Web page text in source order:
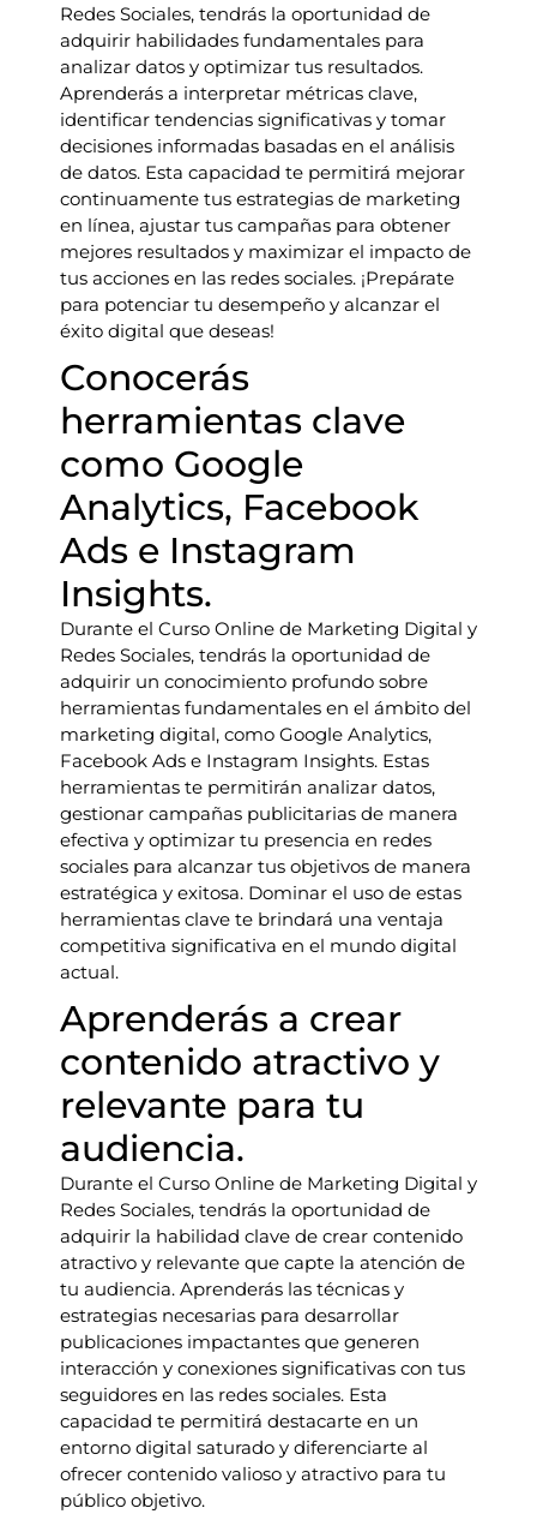
Redes Sociales, tendrás la oportunidad de
adquirir habilidades fundamentales para
analizar datos y optimizar tus resultados.
Aprenderás a interpretar métricas clave,
identificar tendencias significativas y tomar
decisiones informadas basadas en el análisis
de datos. Esta capacidad te permitirá mejorar
continuamente tus estrategias de marketing
en línea, ajustar tus campañas para obtener
mejores resultados y maximizar el impacto de
tus acciones en las redes sociales. ¡Prepárate
para potenciar tu desempeño y alcanzar el
éxito digital que deseas!
Conocerás
herramientas clave
como Google
Analytics, Facebook
Ads e Instagram
Insights.
Durante el Curso Online de Marketing Digital y
Redes Sociales, tendrás la oportunidad de
adquirir un conocimiento profundo sobre
herramientas fundamentales en el ámbito del
marketing digital, como Google Analytics,
Facebook Ads e Instagram Insights. Estas
herramientas te permitirán analizar datos,
gestionar campañas publicitarias de manera
efectiva y optimizar tu presencia en redes
sociales para alcanzar tus objetivos de manera
estratégica y exitosa. Dominar el uso de estas
herramientas clave te brindará una ventaja
competitiva significativa en el mundo digital
actual.
Aprenderás a crear
contenido atractivo y
relevante para tu
audiencia.
Durante el Curso Online de Marketing Digital y
Redes Sociales, tendrás la oportunidad de
adquirir la habilidad clave de crear contenido
atractivo y relevante que capte la atención de
tu audiencia. Aprenderás las técnicas y
estrategias necesarias para desarrollar
publicaciones impactantes que generen
interacción y conexiones significativas con tus
seguidores en las redes sociales. Esta
capacidad te permitirá destacarte en un
entorno digital saturado y diferenciarte al
ofrecer contenido valioso y atractivo para tu
público objetivo.